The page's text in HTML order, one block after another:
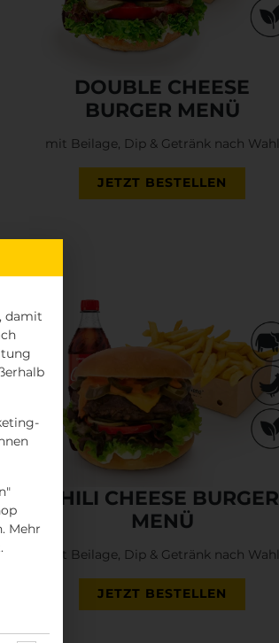
damit
Mehr
DOUBLE CHEESE
BURGER MENÜ
mit Beilage, Dip & Getränk nach Wahl
JETZT BESTELLEN
CHILI CHEESE BURGER
MENÜ
mit Beilage, Dip & Getränk nach Wahl
JETZT BESTELLEN